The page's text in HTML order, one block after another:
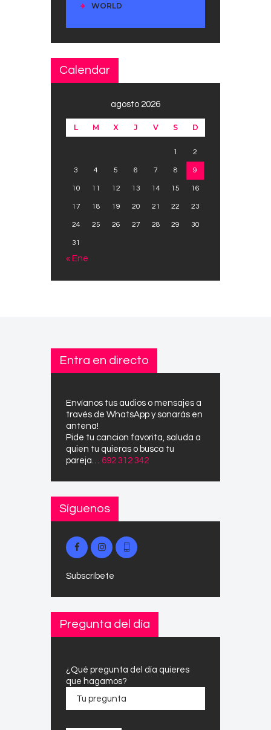
WORLD
Calendar
agosto 2026
L M X J V S D
1 2
3 4 5 6 7 8 9
10 11 12 13 14 15 16
17 18 19 20 21 22 23
24 25 26 27 28 29 30
31
« Ene
Entra en directo
Envíanos tus audios o mensajes a
través de WhatsApp y sonarás en
antena!
Pide tu cancion favorita, saluda a
quien tu quieras o busca tu
pareja… 692 312 342
Síguenos
Subscríbete
Pregunta del día
¿Qué pregunta del día quieres
que hagamos?